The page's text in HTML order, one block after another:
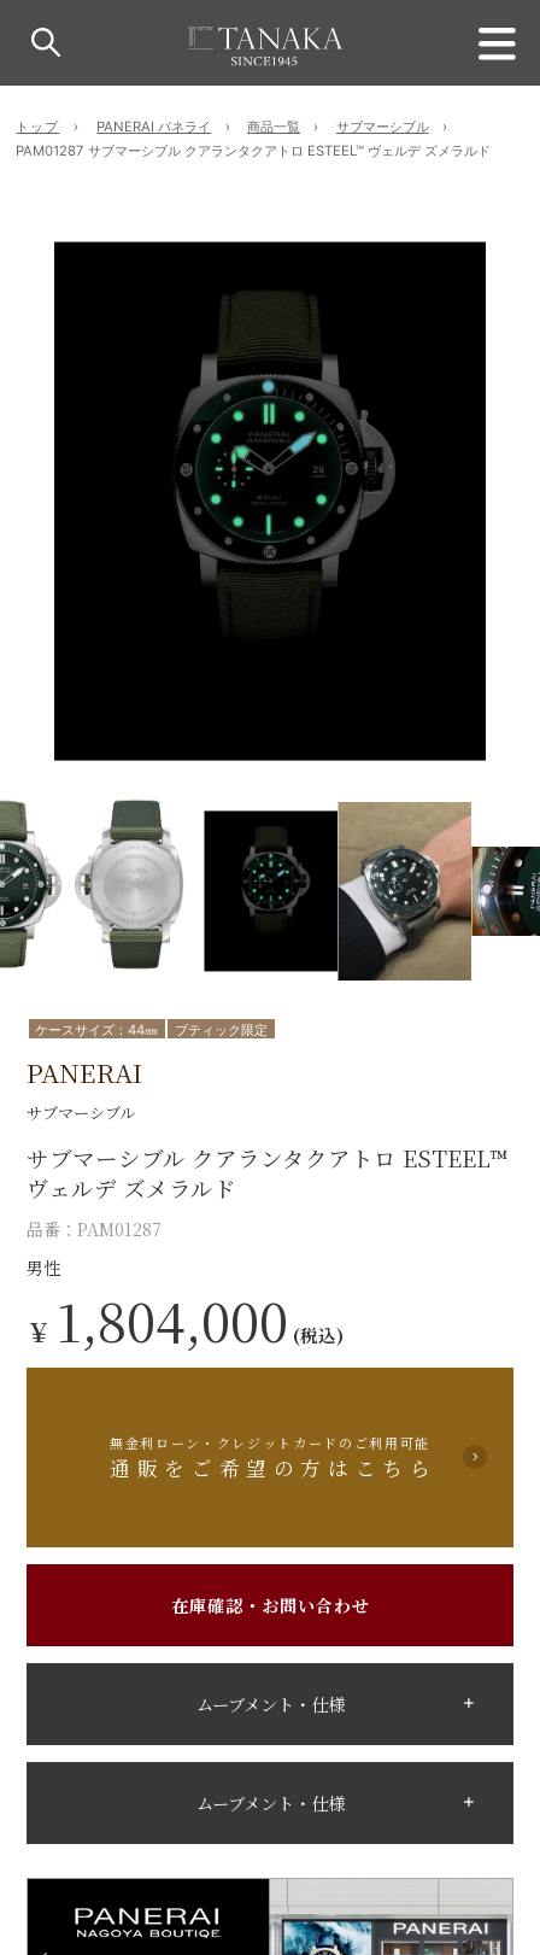
トップ PANERAI パネライ 商品一覧
サブマーシブル
PAM01287 サブマーシブル クアランタクアトロ ESTEEL™ ヴェルデ ズメラルド
ケースサイズ：44㎜ ブティック限定
PANERAI
サブマーシブル
サブマーシブル クアランタクアトロ ESTEEL™
ヴェルデ ズメラルド
品番：PAM01287
男性
￥ 1,804,000 (税込)
無金利ローン・クレジットカードのご利用可能
通販をご希望の方はこちら
在庫確認・お問い合わせ
ムーブメント・仕様
ムーブメント・仕様